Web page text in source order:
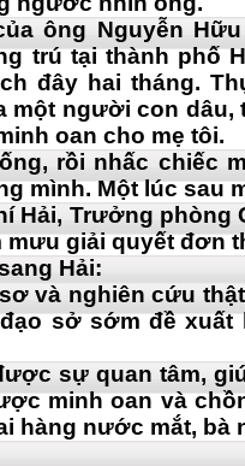
ông Nguyễn
trú tại thành phố
đây hai tháng.
một người con
oan cho mẹ tôi.
rồi nhấc chiếc
mình. Một lúc sau
Hải, Trưởng
giải quyết đơn
Hải:
và nghiên cứu
sở sớm đề xuất
sự quan tâm,
minh oan và
hàng nước mắt, bà